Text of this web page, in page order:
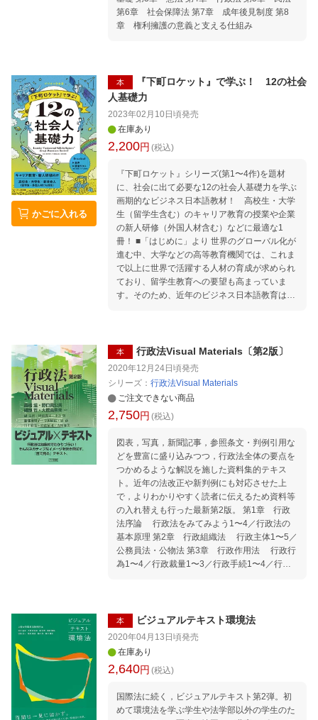
第6章 社会保障法 第7章 成年後見制度 第8
章 権利擁護の意義と支える仕組み
かごに入れる
本
『下町ロケット』で学ぶ！ 12の社会
人基礎力
2023年02月10日頃発売
在庫あり
2,200円 (税込)
『下町ロケット』シリーズ(第1〜4作)を題材
に、社会に出て必要な12の社会人基礎力を学ぶ
画期的なビジネス日本語教材！ 高校生・大学
生（留学生含む）のキャリア教育の授業や企業
の新人研修（外国人材含む）などに最適な1
冊！ ■「はじめに」より 世界のグローバル化が
進む中、大学などの高等教育機関では、これま
で以上に世界で活躍する人材の育成が求められ
ており、留学生教育への要望も高まっていま
す。そのため、近年のビジネス日本語教育は、
求めているのでしょうか。企業が社会人に求め
る能力をまとめたのが「社会人基礎力」（経済
仕事をしていくために必要な基礎的な力とも言
えるでしょう。「社会人基礎力」とは、「前に
踏み出す力」（主体性・働きかけ力・実行
創造力）、「チームで働く力」（発信力・傾聴
力・柔軟性・情況把握力・規律性・ストレスコ
ントロール力）の3つの能力・12の能力要素を
指します。 「社会人基礎力」を身に付けるため
には、1各能力要素を知るだけでなく、2その能
力がどのように発揮されるのか、3自分がその
能力をどのくらい持っているのかを正しく理解
し、日常の中で意識していく必要があります。
本書は、小説『下町ロケット』シリーズ（第
1〜4作）を題材に、社会に出て必要な12の社会
含めた多くの方に役立てていただけると考えて
います。 ■無料ダウンロード！ ・Sceneの音声
・「内容を確認しよう！」「注目してみよ
う！」の解答例 ・記入用紙（人生曲線・自分
史・自己PR・マンダラチャート） ・語彙リス
RT 1 社会人って？ 1．社会人になるというこ
と 2．社会人に求められる能力 3．社会人基礎
本 行政法Visual Materials〔第2版〕
2020年12月24日頃発売
シリーズ： 行政法Visual Materials
ご注文できない商品
2,750円 (税込)
図表，写真，新聞記事，参照条文・判例引用な
どを豊富に盛り込みつつ，行政法全体の要点を
つかめるような解説を施した資料集的テキス
ト。近年の法改正や新判例にも対応させた上
で，よりわかりやすく読者に伝えるため資料等
の入れ替えも行った最新第2版。 第1章 行政
法序論 行政法をみてみよう1〜4／行政法の
基本原理 第2章 行政組織法 行政主体1〜5／
公務員法・公物法 第3章 行政作用法 行政行
為1〜4／行政裁量1〜3／行政手続1〜4／行政
個人情報保護 第4章 行政救済法 行政救済の
全体像／苦情処理／行政不服申立て／行政審判
訴訟／客観訴訟／仮の救済／国家補償の全体像
／国賠法1条責任／国賠法2条責任／損失補償／
本 ビジュアルテキスト環境法
2020年04月13日頃発売
在庫あり
2,640円 (税込)
国際法に続く，ビジュアルテキスト第2弾。初
めて環境法を学ぶ学生や法学部以外の学生のた